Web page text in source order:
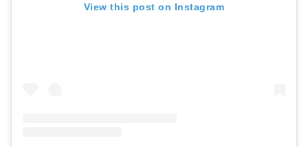
View this post on Instagram